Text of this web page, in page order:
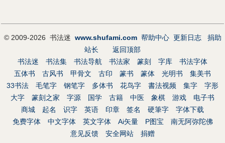
© 2009-2026 书法迷 www.shufami.com 帮助中心 更新日志
捐助
站长
返回顶部
书法迷
书法集 书法导航 书法家 篆刻 字库
书法字体
五体书
古风书 甲骨文 古印 篆书 篆体 光明书
集美书
33书法
毛笔字 钢笔字 多体书 花鸟字 書法视频 集字
字形
大字
篆刻之家 字源 国学 古籍 中医 象棋 游戏
电子书
商城
起名 识字 英语 印章 签名 硬筆字
字体下载
免费字体
中文字体 英文字体 Ai矢量 P图宝
南无阿弥陀佛
意见反馈
安全网站 捐赠